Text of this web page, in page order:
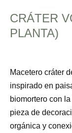
CRÁTER
PLANTA)
Macetero cráter
inspirado en
biomortero con
pieza de
orgánica y